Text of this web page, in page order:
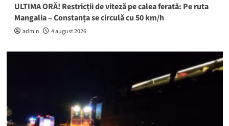
ULTIMA ORĂ! Restricții de viteză pe calea ferată: Pe ruta
Mangalia – Constanța se circulă cu 50 km/h
admin 4 august 2026